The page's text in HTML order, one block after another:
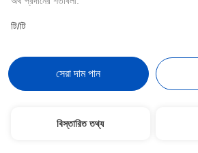
টি/টি
সেরা দাম পান
বিস্তারিত তথ্য